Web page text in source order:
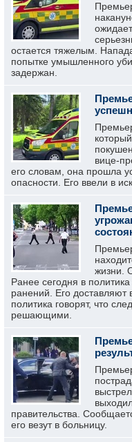
остается тяжелым.
попытке умышленного
задержан.
вице-
его словам, она прошла
опасности. Его ввели в
жизни.
Ранее сегодня в
ранений. Его доставляют
политика говорят, что
решающими.
правительства.
его везут в больницу.